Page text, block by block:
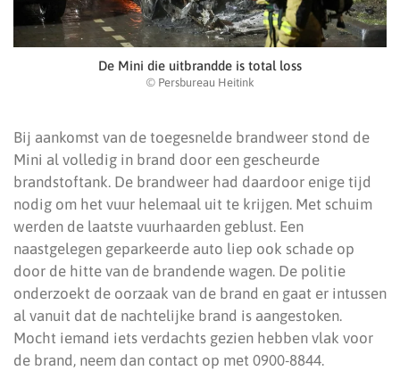
De Mini die uitbrandde is total loss
© Persbureau Heitink
Bij aankomst van de toegesnelde brandweer stond de
Mini al volledig in brand door een gescheurde
brandstoftank. De brandweer had daardoor enige tijd
nodig om het vuur helemaal uit te krijgen. Met schuim
werden de laatste vuurhaarden geblust. Een
naastgelegen geparkeerde auto liep ook schade op
door de hitte van de brandende wagen. De politie
onderzoekt de oorzaak van de brand en gaat er intussen
al vanuit dat de nachtelijke brand is aangestoken.
Mocht iemand iets verdachts gezien hebben vlak voor
de brand, neem dan contact op met 0900-8844.